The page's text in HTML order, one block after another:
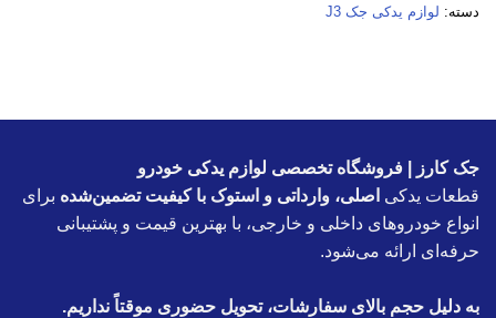
دسته: لوازم یدکی جک J3
جک کارز | فروشگاه تخصصی لوازم یدکی خودرو
قطعات یدکی اصلی، وارداتی و استوک با کیفیت تضمین‌شده برای
انواع خودروهای داخلی و خارجی، با بهترین قیمت و پشتیبانی
حرفه‌ای ارائه می‌شود.
به دلیل حجم بالای سفارشات، تحویل حضوری موقتاً نداریم.